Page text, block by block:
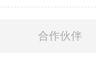
合作伙伴